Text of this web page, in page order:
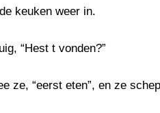
keuken weer in.
“Hest t vonden?”
ze, “eerst eten”, en ze